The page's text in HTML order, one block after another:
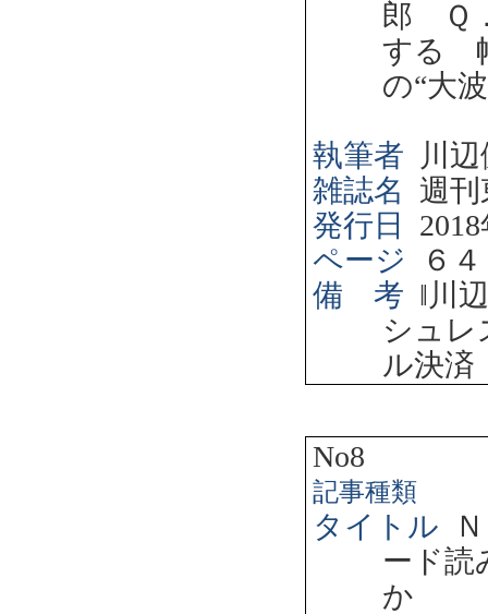
郎 Ｑ
する
の“大
執筆者
川
雑誌名
週
発行日
2018
ページ
６４
備 考 ‖ 川
シュレ
ル決済
No8
記事種類
タイトル
ード読
か